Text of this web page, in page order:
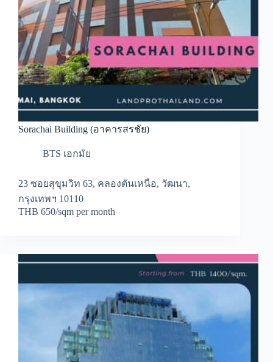
Sorachai Building (อาคารสรชัย)
BTS เอกมัย
23 ซอยสุขุมวิท 63, คลองตันเหนือ, วัฒนา,
กรุงเทพฯ 10110
THB 650/sqm per month